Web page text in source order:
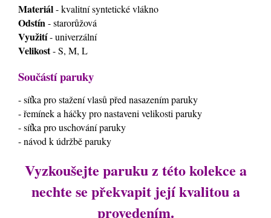
Materiál- kvalitní syntetické vlákno
Odstín- starorůžová
Využití- univerzální
Velikost- S, M, L
Součástí paruky
- síťka pro stažení vlasů před nasazením paruky
- řemínek a háčky pro nastaveni velikosti paruky
- síťka pro uschování paruky
- návod k údržbě paruky
Vyzkoušejte paruku z této kolekce a
nechte se překvapit její kvalitou a
provedením.